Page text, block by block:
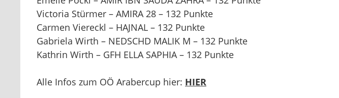
Victoria Stürmer – AMIRA 28 – 132 Punkte
Carmen Viereckl – HAJNAL – 132 Punkte
Gabriela Wirth – NEDSCHD MALIK M – 132 Punkte
Kathrin Wirth – GFH ELLA SAPHIA – 132 Punkte
Alle Infos zum OÖ Arabercup hier: HIER